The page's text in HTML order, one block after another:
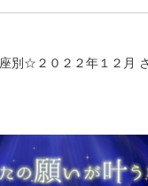
座別☆２０２２年１２月